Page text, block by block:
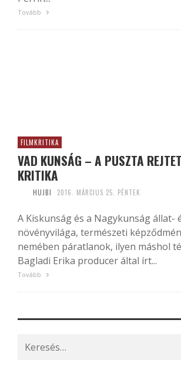
Tovább
FILMKRITIKA
VAD KUNSÁG – A PUSZTA
KRITIKA
HUJBI 2016. MÁRCIUS 25. PÉNTEK
A Kiskunság és a Nagykunság állat-
növényvilága, természeti
nemében páratlanok, ilyen máshol
Bagladi Erika producer által írt...
Tovább
Search
for: